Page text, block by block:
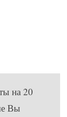
на 20
Вы